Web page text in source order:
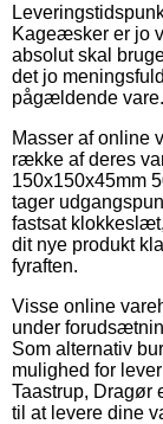
Kageæsker er jo
absolut skal
det jo
pågældende vare.
Masser af online
række af deres
150x150x45mm
tager
fastsat
dit nye produkt
fyraften.
Visse online
under
Som alternativ
mulighed for
Taastrup, Dragør
til at levere dine